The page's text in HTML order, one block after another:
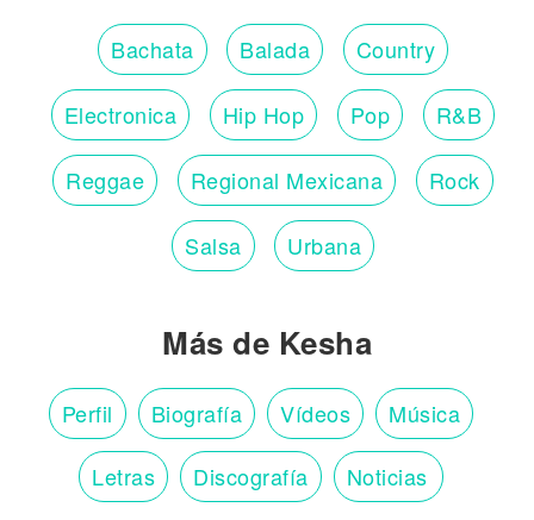
Bachata Balada Country
Electronica Hip Hop Pop R&B
Reggae Regional Mexicana Rock
Salsa Urbana
Más de Kesha
Perfil Biografía Vídeos Música
Letras Discografía Noticias